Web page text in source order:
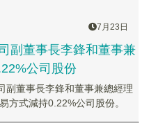
7月23日
副董事長李鋒和董事兼
公司股份
副董事長李鋒和董事兼總經理
方式減持0.22%公司股份。